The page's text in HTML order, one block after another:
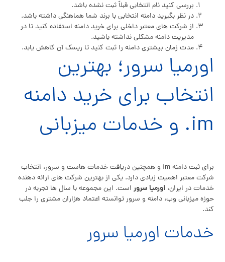
بررسی کنید نام انتخابی قبلاً ثبت نشده باشد.
در نظر بگیرید دامنه انتخابی با برند شما هماهنگی داشته باشد.
از شرکت‌ های معتبر داخلی برای خرید دامنه استفاده کنید تا در
مدیریت دامنه مشکلی نداشته باشید.
مدت زمان بیشتری دامنه را ثبت کنید تا ریسک آن کاهش یابد.
اورمیا سرور؛ بهترین
انتخاب برای خرید دامنه
im. و خدمات میزبانی
برای ثبت دامنه im و همچنین دریافت خدمات هاست و سرور، انتخاب
شرکت معتبر اهمیت زیادی دارد. یکی از بهترین شرکت‌ های ارائه‌ دهنده
خدمات در ایران،اورمیا سرور است. این مجموعه با سال‌ ها تجربه در
حوزه میزبانی وب، دامنه و سرور توانسته اعتماد هزاران مشتری را جلب
کند.
خدمات اورمیا سرور